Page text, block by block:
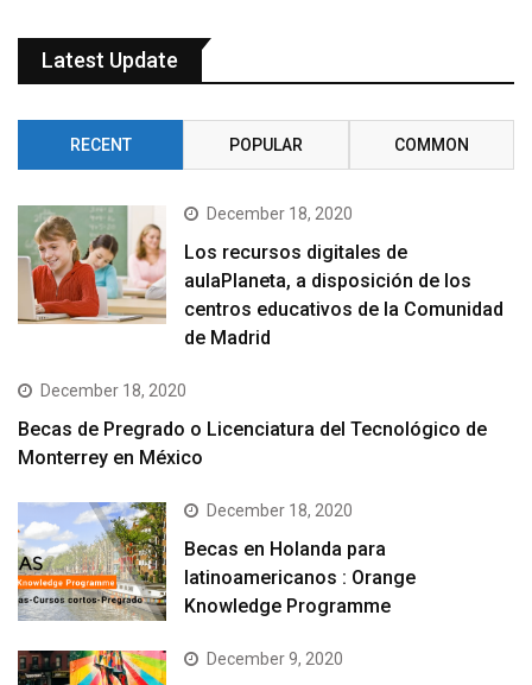
Latest Update
RECENT POPULAR COMMON
December 18, 2020
Los recursos digitales de
aulaPlaneta, a disposición de los
centros educativos de la Comunidad
de Madrid
December 18, 2020
Becas de Pregrado o Licenciatura del Tecnológico de
Monterrey en México
December 18, 2020
Becas en Holanda para
latinoamericanos : Orange
Knowledge Programme
December 9, 2020